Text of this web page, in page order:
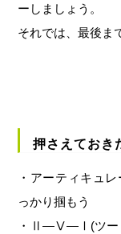
ーしましょう。
それでは、最後ま
押さえておき
・アーティキュ
っかり掴もう
・Ⅱ―Ⅴ―Ⅰ(ツー・